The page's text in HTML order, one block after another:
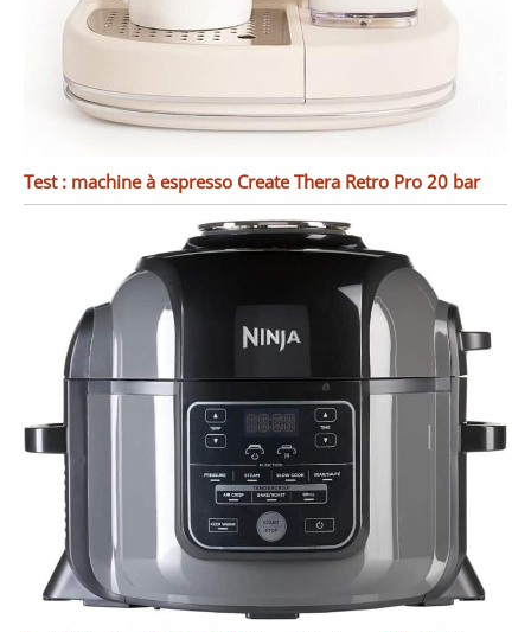
Test : machine à espresso Create Thera Retro Pro 20 bar